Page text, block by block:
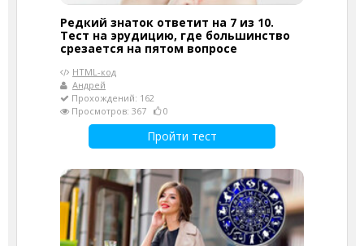
Редкий знаток ответит на 7 из 10.
Тест на эрудицию, где большинство
срезается на пятом вопросе
HTML-код
Андрей
Прохождений: 162
Просмотров: 367
0
Пройти тест